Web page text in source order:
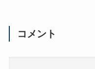
コメント